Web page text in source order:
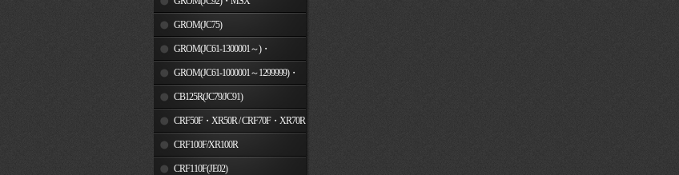
GROM(MLHJC92)
GROM(JC75)
GROM(JC61-1300001～)・
MSX125SF
GROM(JC61-1000001～1299999)・
MSX125CB125R(JC79/JC91)
CRF50F・XR50R / CRF70F・XR70R
CRF100F/XR100R
CRF110F(JE02)